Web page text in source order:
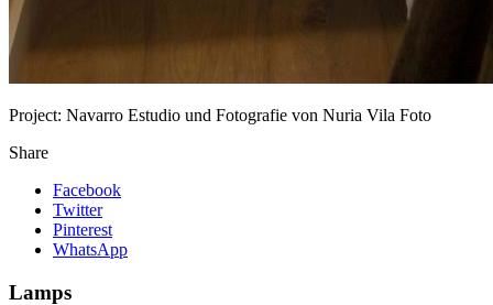
Project: Navarro Estudio und Fotografie von Nuria Vila Foto
Share
Facebook
Twitter
Pinterest
WhatsApp
Lamps